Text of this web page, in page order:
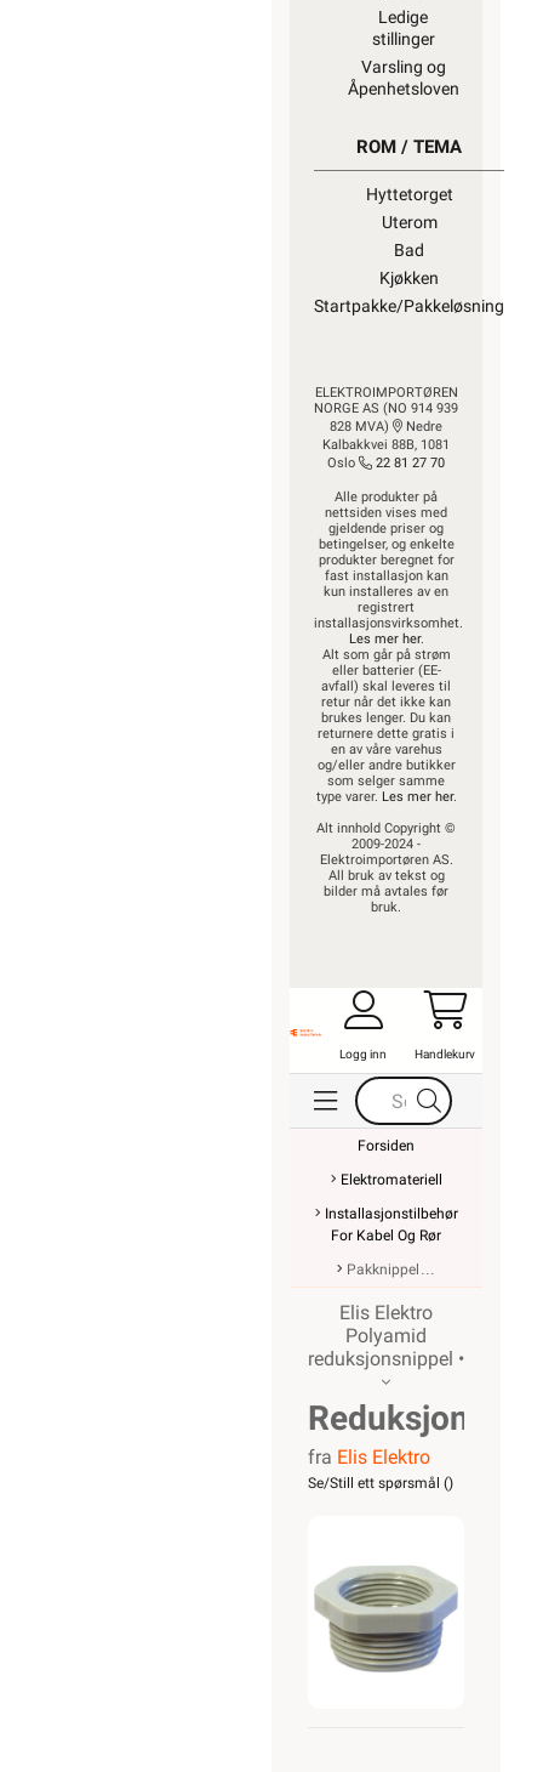
Ledige
stillinger
Varsling og
Åpenhetsloven
ROM / TEMA
Hyttetorget
Uterom
Bad
Kjøkken
Startpakke/Pakkeløsning
ELEKTROIMPORTØREN
NORGE AS (NO 914 939
828 MVA)
Nedre
Kalbakkvei 88B, 1081
Oslo
22 81 27 70
Alle produkter på
nettsiden vises med
gjeldende priser og
betingelser, og enkelte
produkter beregnet for
fast installasjon kan
kun installeres av en
registrert
installasjonsvirksomhet.
Les mer her.
Alt som går på strøm
eller batterier (EE-
avfall) skal leveres til
retur når det ikke kan
brukes lenger. Du kan
returnere dette gratis i
en av våre varehus
og/eller andre butikker
som selger samme
type varer. Les mer her.
Alt innhold Copyright ©
2009-2024 -
Elektroimportøren AS.
All bruk av tekst og
bilder må avtales før
bruk.
Logg inn Handlekurv
Forsiden
Elektromateriell
Installasjonstilbehør
For Kabel Og Rør
Pakknippel
Elis Elektro
Polyamid
reduksjonsnippel •
M32-M25
fra Elis Elektro
Se/Still ett spørsmål ()